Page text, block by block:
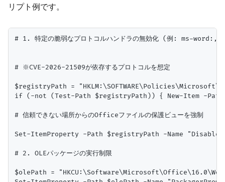
リプト例です。
# 1. 特定の脆弱なプロトコルハンドラの無効化 (例: ms-
# ※CVE-2026-21509が依存するプロトコルを想定
$registryPath =
if (-not (Test-Path $registryPath)) { New-Item -
# 信頼できない場所からのOfficeファイルの保護ビューを強制
Set-ItemProperty -Path $registryPath -Name
# 2. OLEパッケージの実行制限
$olePath =